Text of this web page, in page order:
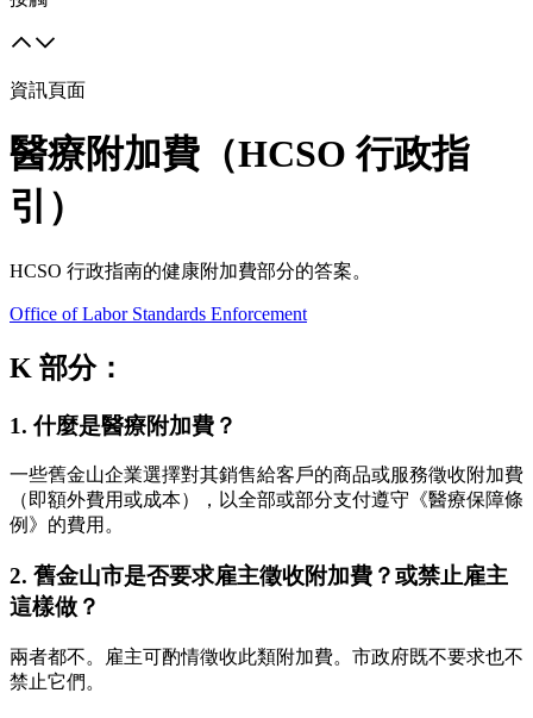
資訊頁面
醫療附加費（HCSO 行政指
引）
HCSO 行政指南的健康附加費部分的答案。
Office of Labor Standards Enforcement
K 部分：
1. 什麼是醫療附加費？
一些舊金山企業選擇對其銷售給客戶的商品或服務徵收附加費
（即額外費用或成本），以全部或部分支付遵守《醫療保障條
例》的費用。
2. 舊金山市是否要求雇主徵收附加費？或禁止雇主
這樣做？
兩者都不。雇主可酌情徵收此類附加費。市政府既不要求也不
禁止它們。